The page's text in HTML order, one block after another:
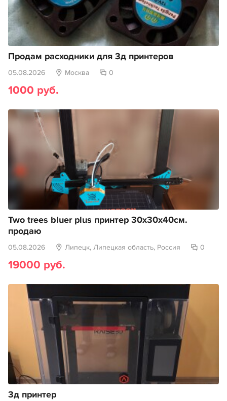
Продам расходники для 3д принтеров
05.08.2026 Москва 0
1000 руб.
Two trees bluer plus принтер 30х30х40см.
продаю
05.08.2026 Липецк, Липецкая область, Россия 0
19000 руб.
3д принтер